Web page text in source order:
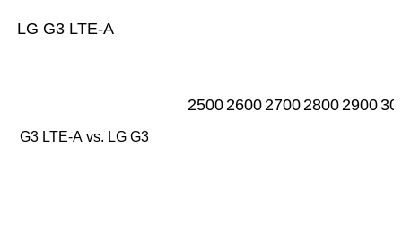
LG G3 LTE-A
25002600270028002900
G3 LTE-A vs. LG G3